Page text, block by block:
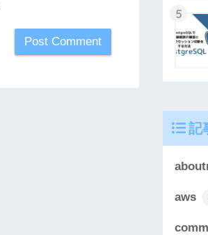
5
記
aws